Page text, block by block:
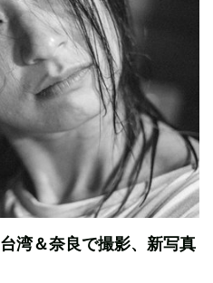
湾＆奈良で撮影、新写真